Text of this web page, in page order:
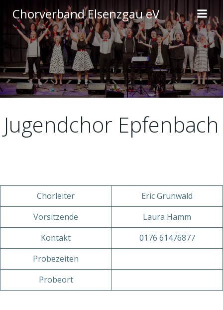
Inhalt
springen
Chorverband Elsenzgau eV
Jugendchor Epfenbach
Chorleiter
Eric Grunwald
Vorsitzende
Laura Hamm
Kontakt
0176 61476877
Probezeiten
Probeort